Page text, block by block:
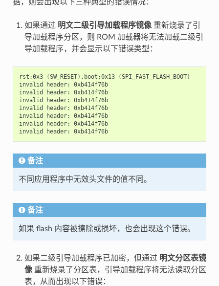
据，则会出现以下三种典型的错误情况：
如果通过 明文二级引导加载程序镜像重新烧录了引
导加载程序分区，则 ROM 加载器将无法加载二级引
导加载程序，并会显示以下错误类型：
rst:0x3 (SW_RESET) ,boot:0x13 (SPI_FAST_FLASH_BOOT)
invalid
header:
0xb414f76b
invalid
header:
0xb414f76b
invalid
header:
0xb414f76b
invalid
header:
0xb414f76b
invalid
header:
0xb414f76b
invalid
header:
0xb414f76b
invalid
header: 0xb414f76b
备注
不同应用程序中无效头文件的值不同。
备注
如果 flash 内容被擦除或损坏，也会出现这个错误。
如果二级引导加载程序已加密，但通过 明文分区表镜
像重新烧录了分区表，引导加载程序将无法读取分区
表，从而出现以下错误：